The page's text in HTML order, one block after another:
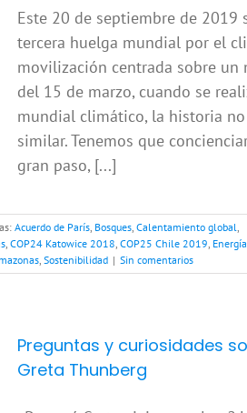
Este 20 de septiembre de 2019
tercera huelga mundial por el
movilización centrada sobre un
del 15 de marzo, cuando se
mundial climático, la historia
similar. Tenemos que
gran paso, [...]
Acuerdo de París, Bosques, Calentamiento global,
, COP24 Katowice 2018, COP25 Chile 2019, Energía
, Sostenibilidad | Sin comentarios
Preguntas y curiosidades
Greta Thunberg